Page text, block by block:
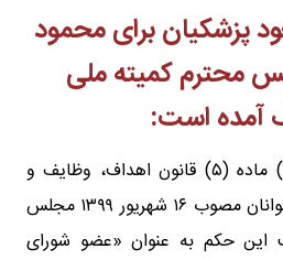
پزشکیان برای محمود
محترم کمیته ملی
آمده است:
در اجرای جز (۱۴) بند (ب) ماده (۵) قانون اهداف، وظایف و
اختیارات وزارت ورزش و جوانان مصوب ۱۶ شهریور ۱۳۹۹ مجلس
این حکم به عنوان «عضو شورای